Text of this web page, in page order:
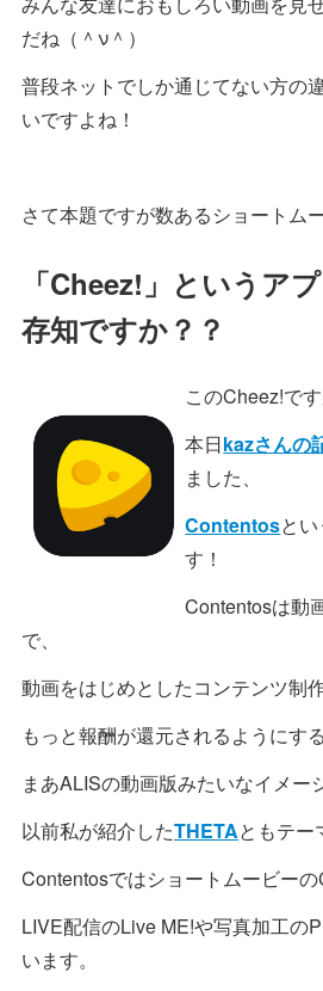
だね（＾ν＾）
普段ネットでしか通じてない方の
いですよね！
さて本題ですが数あるショートム
「Cheez!」というア
存知ですか？？
このCheez!で
本日kazさんの
ました、
Contentosと
す！
Contentosは動
で、
動画をはじめとしたコンテンツ制作
もっと報酬が還元されるようにする
まあALISの動画版みたいなイメー
以前私が紹介したTHETAともテー
Contentosではショートムービーの
LIVE配信のLive ME!や写真加工の
います。